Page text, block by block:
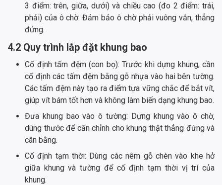
3 điểm: trên, giữa, dưới) và chiều cao (đo 2 điểm: trái,
phải) của ô chờ. Đảm bảo ô chờ phải vuông vắn, thẳng
đứng.
4.2 Quy trình lắp đặt khung bao
Cố định tấm đệm (con bọ): Trước khi dựng khung, cần
cố định các tấm đệm bằng gỗ nhựa vào hai bên tường.
Các tấm đệm này tạo ra điểm tựa vững chắc để bắt vít,
giúp vít bám tốt hơn và không làm biến dạng khung bao.
Đưa khung bao vào ô tường: Dựng khung vào ô chờ,
dùng thước để căn chỉnh cho khung thật thẳng đứng và
cân bằng.
Cố định tạm thời: Dùng các nêm gỗ chèn vào khe hở
giữa khung và tường để cố định tạm thời vị trí của
khung.